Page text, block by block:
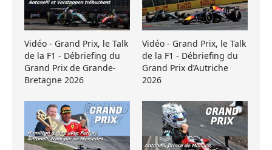
Vidéo - Grand Prix, le Talk
de la F1 - Débriefing du
Grand Prix de Grande-
Bretagne 2026
Vidéo - Grand Prix, le Talk
de la F1 - Débriefing du
Grand Prix d’Autriche
2026